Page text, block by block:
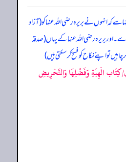
کہ انہوں نے بریرہ رضی اللہ عنہا کو (آزاد
اور بریرہ رضی اللہ عنہا کے یہاں (صدقہ
تو اپنے نکاح کو فسخ کر سکتی ہیں)
الْهِبَةِ وَفَضْلِهَا وَالتَّحْرِيضِ